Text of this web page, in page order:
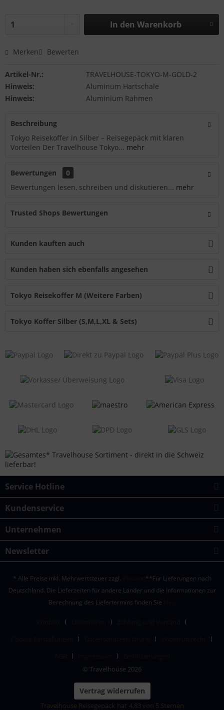
In den Warenkorb
Merken Bewerten
Artikel-Nr.:
TRAVELHOUSE-TOKYO-M-GOLD-2
Hinweis:
Aluminum Hartschale
Hinweis:
Aluminium Rahmen
Beschreibung
Tokyo Reisekoffer in Silber – Reisegepäck mit klaren
Vorteilen Der Travelhouse Tokyo... mehr
Bewertungen
0
Bewertungen lesen, schreiben und diskutieren... mehr
Trusted Shops Bewertungen
Kunden kauften auch
Kunden haben sich ebenfalls angesehen
Tokyo Reisekoffer M (Weitere Farben)
Tokyo Koffer Silber (S,M,L,XL & Sets)
Service Hotline
Kundenservice
Unternehmen
Newsletter
* Alle Preise inkl. Mehrwertsteuer zzgl.
**Für Lieferungen nach
Deutschland. Die Lieferzeiten für andere Länder und die Informationen zur
Berechnung des Liefertermins finden Sie
© Travelhouse 2026
Vertrag widerrufen
Travelhouse Reisegepäck hat 4,83 von 5 Sternen